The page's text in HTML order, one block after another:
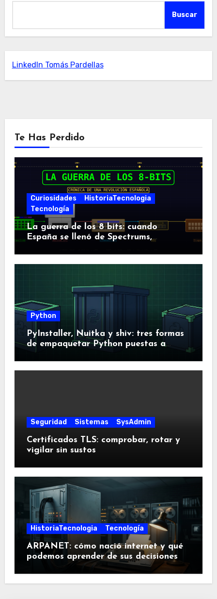
Buscar
LinkedIn Tomás Pardellas
Te Has Perdido
Curiosidades
HistoriaTecnologia
Tecnología
La guerra de los 8 bits: cuando
España se llenó de Spectrums,
Python
PyInstaller, Nuitka y shiv: tres formas
de empaquetar Python puestas a
prueba
Seguridad Sistemas SysAdmin
Certificados TLS: comprobar, rotar y
vigilar sin sustos
HistoriaTecnologia Tecnología
ARPANET: cómo nació internet y qué
podemos aprender de sus decisiones